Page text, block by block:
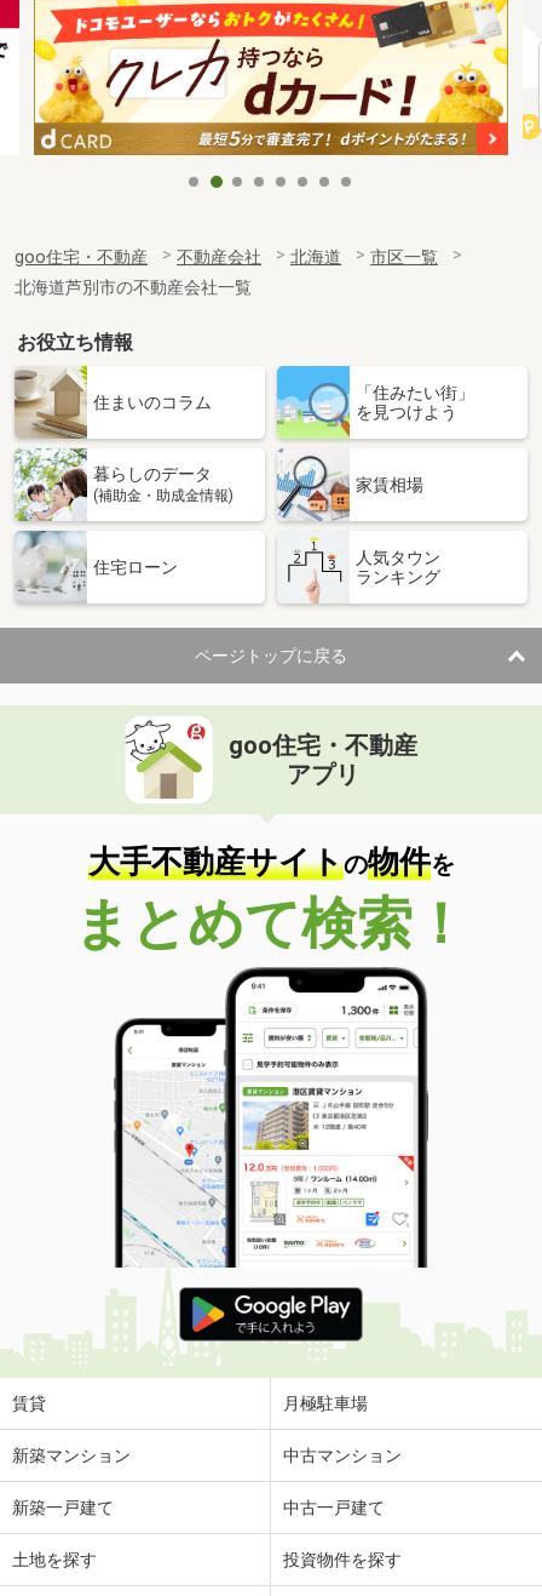
goo住宅・不動産 不動産会社 北海道
市区一覧
北海道芦別市の不動産会社一覧
お役立ち情報
住まいのコラム
「住みたい街」
を見つけよう
暮らしのデータ
(補助金・助成金情報)
家賃相場
住宅ローン
人気タウン
ランキング
ページトップに戻る
goo住宅・不動産
アプリ
大手不動産サイトの物件を
まとめて検索！
賃貸 月極駐車場
新築マンション 中古マンション
新築一戸建て 中古一戸建て
土地を探す 投資物件を探す